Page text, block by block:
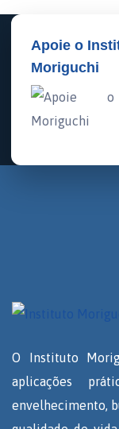
Apoie o
Moriguchi
O Instituto
aplicações
envelhecimento,